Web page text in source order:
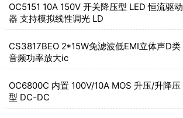
OC5151 10A 150V 开关降压型 LED 恒流驱动
器 支持模拟线性调光 LD
CS3817BEO 2*15W免滤波低EMI立体声D类
音频功率放大ic
OC6800C 内置 100V/10A MOS 升压/升降压
型 DC-DC